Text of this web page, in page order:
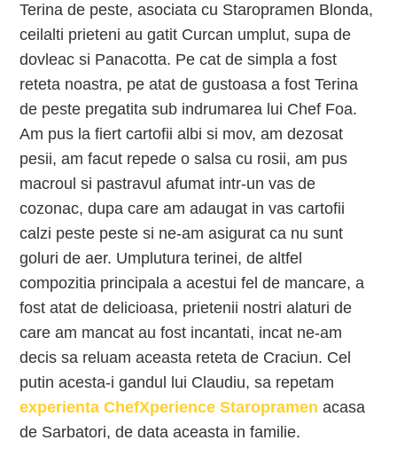
Terina de peste, asociata cu Staropramen Blonda,
ceilalti prieteni au gatit Curcan umplut, supa de
dovleac si Panacotta. Pe cat de simpla a fost
reteta noastra, pe atat de gustoasa a fost Terina
de peste pregatita sub indrumarea lui Chef Foa.
Am pus la fiert cartofii albi si mov, am dezosat
pesii, am facut repede o salsa cu rosii, am pus
macroul si pastravul afumat intr-un vas de
cozonac, dupa care am adaugat in vas cartofii
calzi peste peste si ne-am asigurat ca nu sunt
goluri de aer. Umplutura terinei, de altfel
compozitia principala a acestui fel de mancare, a
fost atat de delicioasa, prietenii nostri alaturi de
care am mancat au fost incantati, incat ne-am
decis sa reluam aceasta reteta de Craciun. Cel
putin acesta-i gandul lui Claudiu, sa repetam
experienta ChefXperience Staropramen acasa
de Sarbatori, de data aceasta in familie.